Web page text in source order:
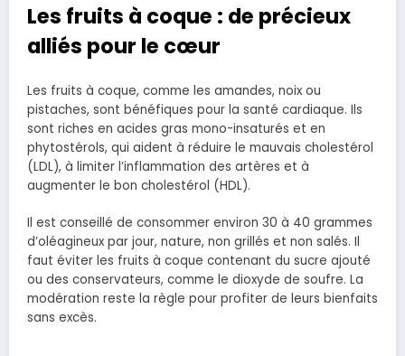
Les fruits à coque : de précieux
alliés pour le cœur
Les fruits à coque, comme les amandes, noix ou
pistaches, sont bénéfiques pour la santé cardiaque. Ils
sont riches en acides gras mono-insaturés et en
phytostérols, qui aident à réduire le mauvais cholestérol
(LDL), à limiter l’inflammation des artères et à
augmenter le bon cholestérol (HDL).
Il est conseillé de consommer environ 30 à 40 grammes
d’oléagineux par jour, nature, non grillés et non salés. Il
faut éviter les fruits à coque contenant du sucre ajouté
ou des conservateurs, comme le dioxyde de soufre. La
modération reste la règle pour profiter de leurs bienfaits
sans excès.